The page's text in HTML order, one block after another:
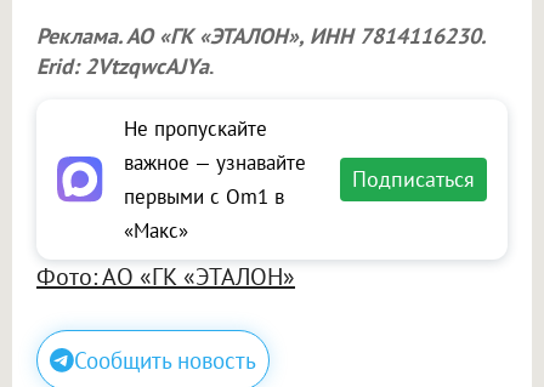
Реклама. АО «ГК «ЭТАЛОН», ИНН 7814116230.
Erid: 2VtzqwcAJYa.
Не пропускайте
важное — узнавайте
первыми с Om1 в
«Макс»
Подписаться
Фото: АО «ГК «ЭТАЛОН»
Сообщить новость